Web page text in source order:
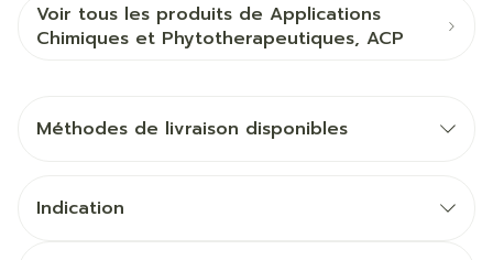
Voir tous les produits de Applications
Chimiques et Phytotherapeutiques, ACP
Méthodes de livraison disponibles
Indication